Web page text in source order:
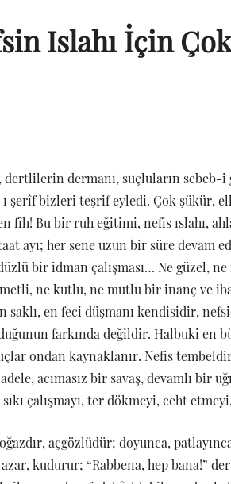
Islahı İçin
dertlilerin dermanı, suçluların sebeb-i
şerîf bizleri teşrif eyledi. Çok şükür,
fîh! Bu bir ruh eğitimi, nefis ıslahı,
ayı; her sene uzun bir süre devam
bir idman çalışması… Ne güzel,
ne kutlu, ne mutlu bir inanç ve
saklı, en feci düşmanı kendisidir,
farkında değildir. Halbuki en
ondan kaynaklanır. Nefis
acımasız bir savaş, devamlı bir
çalışmayı, ter dökmeyi, ceht
açgözlüdür; doyunca,
kudurur; “Rabbena, hep bana!”